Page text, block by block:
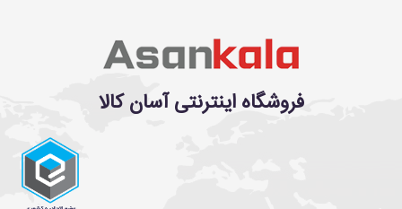
فروشگاه اینترنتی آسان کالا